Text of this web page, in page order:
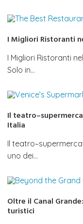
I Migliori Ristoranti
I Migliori Ristoranti
Solo in…
Il
Italia
Il
uno dei…
Oltre il Canal
turistici